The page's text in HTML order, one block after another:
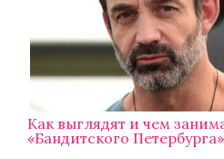
Как выглядят и чем
«Бандитского Петербурга»